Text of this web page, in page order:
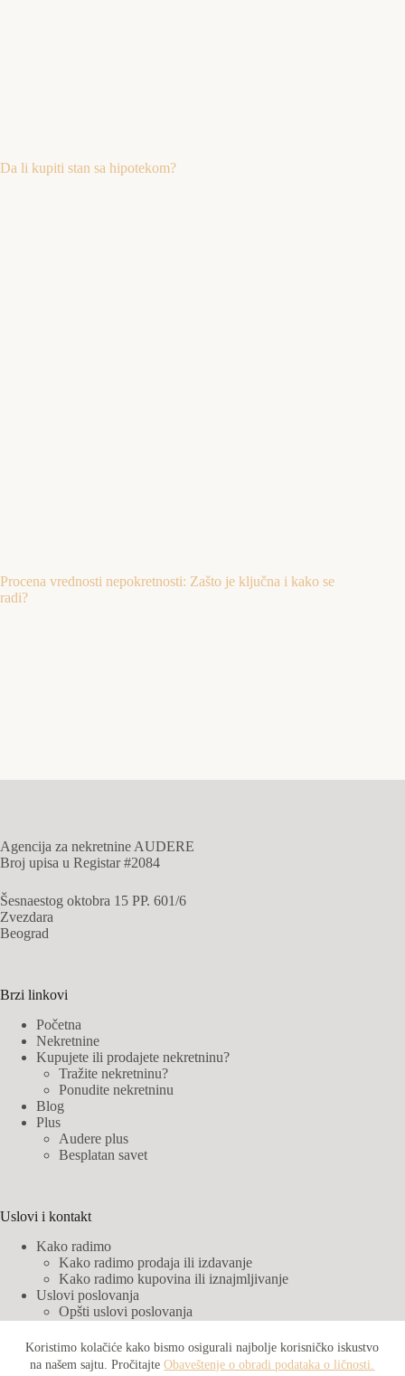
Koristimo kolačiće kako bismo osigurali najbolje korisničko iskustvo
na našem sajtu. PročitajteObaveštenje o obradi podataka o ličnosti.
Da li kupiti stan sa hipotekom?
Procena vrednosti nepokretnosti: Zašto je ključna i kako se
radi?
Agencija za nekretnine AUDERE
Broj upisa u Registar #2084
Šesnaestog oktobra 15 PP. 601/6
Zvezdara
Beograd
Brzi linkovi
Početna
Nekretnine
Kupujete ili prodajete nekretninu?
Tražite nekretninu?
Ponudite nekretninu
Blog
Plus
Audere plus
Besplatan savet
Uslovi i kontakt
Kako radimo
Kako radimo prodaja ili izdavanje
Kako radimo kupovina ili iznajmljivanje
Uslovi poslovanja
Opšti uslovi poslovanja
Obaveštenje o obradi podataka o ličnosti
Audere partneri